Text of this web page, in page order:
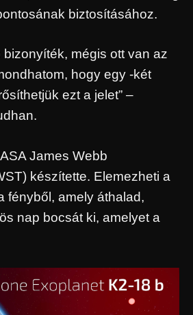
biztosításához.
bizonyíték, mégis ott van az
hogy egy -két
ezt a jelet” –
James Webb
készítette. Elemezheti a
fényből, amely áthalad,
nap bocsát ki, amelyet a